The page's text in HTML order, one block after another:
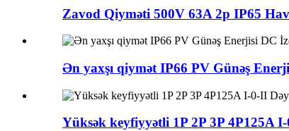
Zavod Qiyməti 500V 63A 2p IP65
Ən yaxşı qiymət IP66 PV Günəş
Yüksək keyfiyyətli 1P 2P 3P 4P125A